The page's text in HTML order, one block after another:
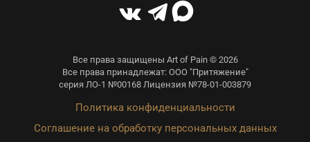
Все права защищены Art of Pain © 2026
Все права принадлежат: ООО "Притяжение"
серия ЛО-1 №00168 Лицензия №78-01-003879
Политика конфиденциальности
Соглашение на обработку персональных данных